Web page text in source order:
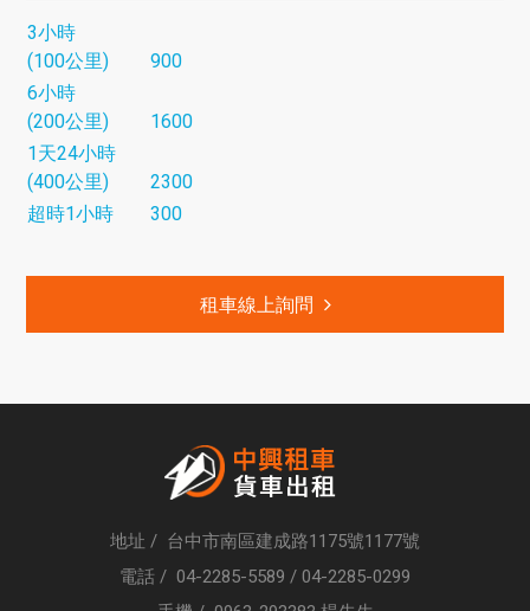
3小時
(100公里)
900
6小時
(200公里)
1600
1天24小時
(400公里)
2300
超時1小時
300
租車線上詢問
地址 / 台中市南區建成路1175號1177號
電話 / 04-2285-5589 / 04-2285-0299